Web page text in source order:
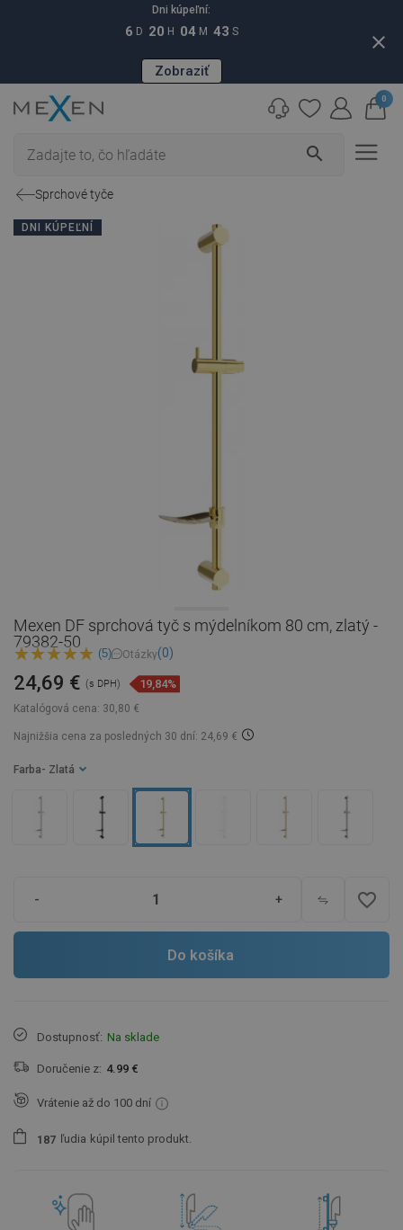
Dni kúpeľní:
6 D 20 H 04 M 42 S
Zobraziť
close
search
0
Sprchové tyče
DNI KÚPEĽNÍ
Mexen DF sprchová tyč s mýdelníkom 80 cm, zlatý -
79382-50
(5) Otázky(0)
Katalógová cena: 30,80 €
24,69 € (s DPH) 19,84%
Najnižšia cena za posledných 30 dní: 24,69 €
Farba - Zlatá
- + favorite_border
Do košíka
Dostupnosť: Na sklade
Doručenie z: 4.99 €
Vrátenie až do 100 dní
1 87 ľudia kúpil tento produkt.